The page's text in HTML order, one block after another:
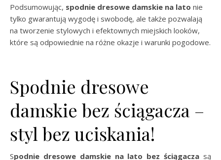
Podsumowując, spodnie dresowe damskie na lato nie
tylko gwarantują wygodę i swobodę, ale także pozwalają
na tworzenie stylowych i efektownych miejskich looków,
które są odpowiednie na różne okazje i warunki pogodowe.
Spodnie dresowe
damskie bez ściągacza –
styl bez uciskania!
Spodnie dresowe damskie na lato bez ściągacza są